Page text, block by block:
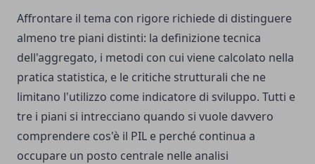
Affrontare il tema con rigore richiede di distinguere
almeno tre piani distinti: la definizione tecnica
dell'aggregato, i metodi con cui viene calcolato nella
pratica statistica, e le critiche strutturali che ne
limitano l'utilizzo come indicatore di sviluppo. Tutti e
tre i piani si intrecciano quando si vuole davvero
comprendere cos'è il PIL e perché continua a
occupare un posto centrale nelle analisi